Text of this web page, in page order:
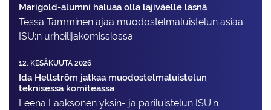
Marigold-alumni haluaa olla lajiväelle läsnä
Tessa Tamminen ajaa muodostelma­luistelun asiaa
ISU:n urheilija­komissiossa
12. KESÄKUUTA 2026
Ida Hellström jatkaa muodostelmaluistelun
teknisessä komiteassa
Leena Laaksonen yksin- ja pariluistelun ISU:n